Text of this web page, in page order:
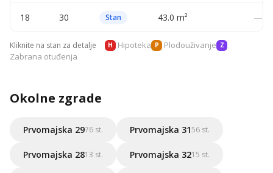
18 30 Stan 43.0 m² —
Kliknite na stan za detalje H Hipoteka P Plodouživanje Z
Zabrana otuđenja
Okolne zgrade
Prvomajska 2976 st. Prvomajska 3156 st.
Prvomajska 2813 st. Prvomajska 3215 st.